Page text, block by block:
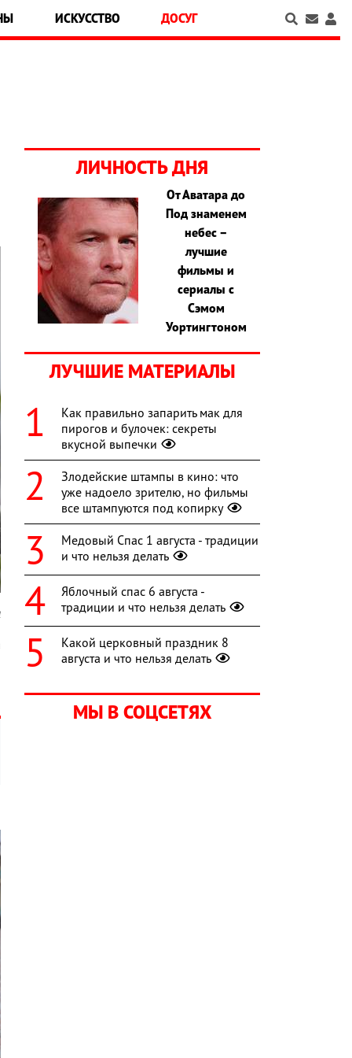
ИСКУССТВО ДОСУГ
ЛИЧНОСТЬ ДНЯ
От Аватара до
Под знаменем
небес –
лучшие
фильмы и
сериалы с
Сэмом
Уортингтоном
ЛУЧШИЕ МАТЕРИАЛЫ
Как правильно запарить мак для
пирогов и булочек: секреты
вкусной выпечки
Злодейские штампы в кино: что
уже надоело зрителю, но фильмы
все штампуются под копирку
Медовый Спас 1 августа - традиции
и что нельзя делать
Яблочный спас 6 августа -
традиции и что нельзя делать
Какой церковный праздник 8
августа и что нельзя делать
МЫ В СОЦСЕТЯХ